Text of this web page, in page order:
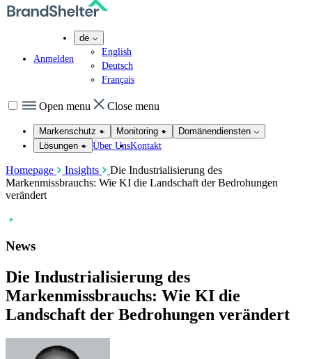
Anmelden
de
English
Deutsch
Français
Open menu Close menu
Markenschutz Monitoring
Domänendiensten
Lösungen
Über UnsKontakt
Homepage Insights
Die Industrialisierung des
Markenmissbrauchs: Wie KI die Landschaft der Bedrohungen
verändert
News
Die Industrialisierung des
Markenmissbrauchs: Wie KI die
Landschaft der Bedrohungen verändert